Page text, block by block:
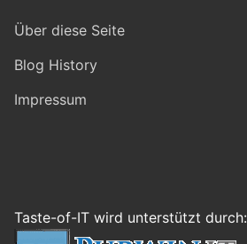
Über diese Seite
Blog History
Impressum
Taste-of-IT wird unterstützt durch: